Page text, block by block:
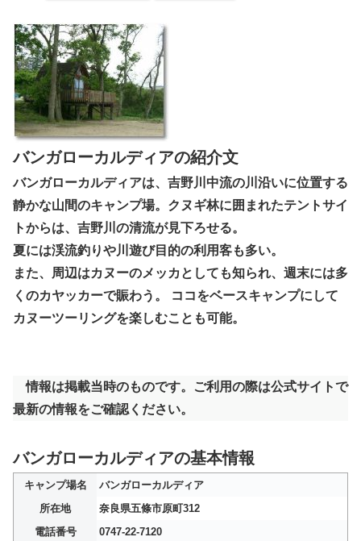
バンガローカルディアの紹介文
バンガローカルディアは、吉野川中流の川沿いに位置する
静かな山間のキャンプ場。クヌギ林に囲まれたテントサイ
トからは、吉野川の清流が見下ろせる。
夏には渓流釣りや川遊び目的の利用客も多い。
また、周辺はカヌーのメッカとしても知られ、週末には多
くのカヤッカーで賑わう。 ココをベースキャンプにして
カヌーツーリングを楽しむことも可能。
情報は掲載当時のものです。ご利用の際は公式サイトで
最新の情報をご確認ください。
バンガローカルディアの基本情報
キャンプ場名
バンガローカルディア
所在地
奈良県五條市原町312
電話番号
0747-22-7120